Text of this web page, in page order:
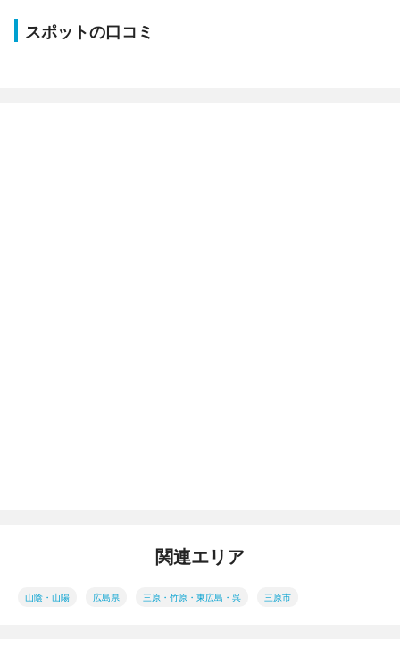
スポットの口コミ
関連エリア
山陰・山陽 広島県 三原・竹原・東広島・呉 三原市